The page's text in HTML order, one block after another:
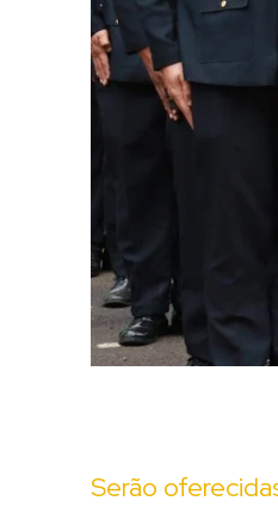
Serão